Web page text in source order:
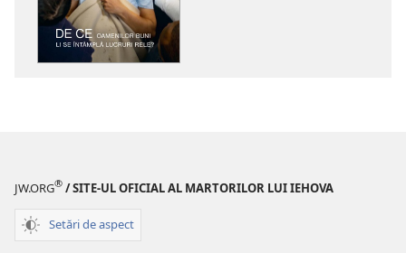
buni oamenilor
JW.ORG® / SITE-UL OFICIAL AL MARTORILOR LUI IEHOVA
Setări de aspect